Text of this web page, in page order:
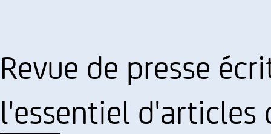
Revue de presse
l'essentiel d'articles